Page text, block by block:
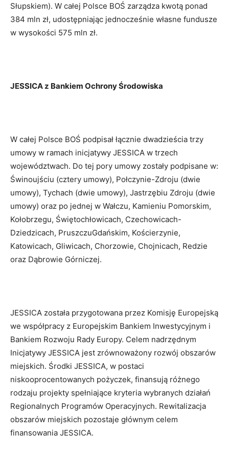
Słupskiem). W całej Polsce BOŚ zarządza kwotą ponad
384 mln zł, udostępniając jednocześnie własne fundusze
w wysokości 575 mln zł.
JESSICA z Bankiem Ochrony Środowiska
W całej Polsce BOŚ podpisał łącznie dwadzieścia trzy
umowy w ramach inicjatywy JESSICA w trzech
województwach. Do tej pory umowy zostały podpisane w:
Świnoujściu (cztery umowy), Połczynie-Zdroju (dwie
umowy), Tychach (dwie umowy), Jastrzębiu Zdroju (dwie
umowy) oraz po jednej w Wałczu, Kamieniu Pomorskim,
Kołobrzegu, Świętochłowicach, Czechowicach-
Dziedzicach, PruszczuGdańskim, Kościerzynie,
Katowicach, Gliwicach, Chorzowie, Chojnicach, Redzie
oraz Dąbrowie Górniczej.
JESSICA została przygotowana przez Komisję Europejską
we współpracy z Europejskim Bankiem Inwestycyjnym i
Bankiem Rozwoju Rady Europy. Celem nadrzędnym
Inicjatywy JESSICA jest zrównoważony rozwój obszarów
miejskich. Środki JESSICA, w postaci
niskooprocentowanych pożyczek, finansują różnego
rodzaju projekty spełniające kryteria wybranych działań
Regionalnych Programów Operacyjnych. Rewitalizacja
obszarów miejskich pozostaje głównym celem
finansowania JESSICA.